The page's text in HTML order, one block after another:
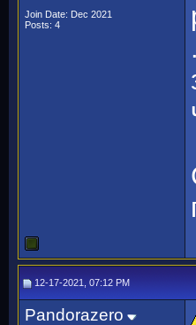
Join Date: Dec 2021
Posts: 4
12-17-2021, 07:12 PM
Pandorazero